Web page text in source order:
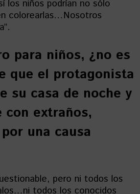
los niños podrían no sólo
colorearlas…Nosotros
para niños, ¿no es
que el protagonista
su casa de noche y
con extraños,
una causa
pero ni todos los
todos los conocidos